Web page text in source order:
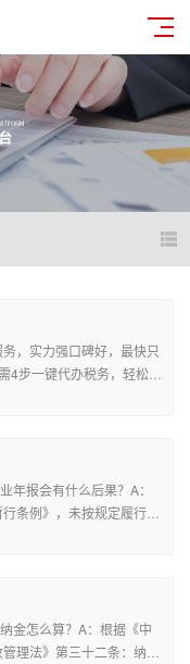
，实力强口碑好，最快只
4步一键代办税务，轻松开
料，专人一对一服务，为
年报会有什么后果？A：
条例》，未按规定履行信
瞒真实情况、弄虚作假的
公示。被列入严重违法企
金怎么算？A：根据《中
理法》第三十二条：纳税